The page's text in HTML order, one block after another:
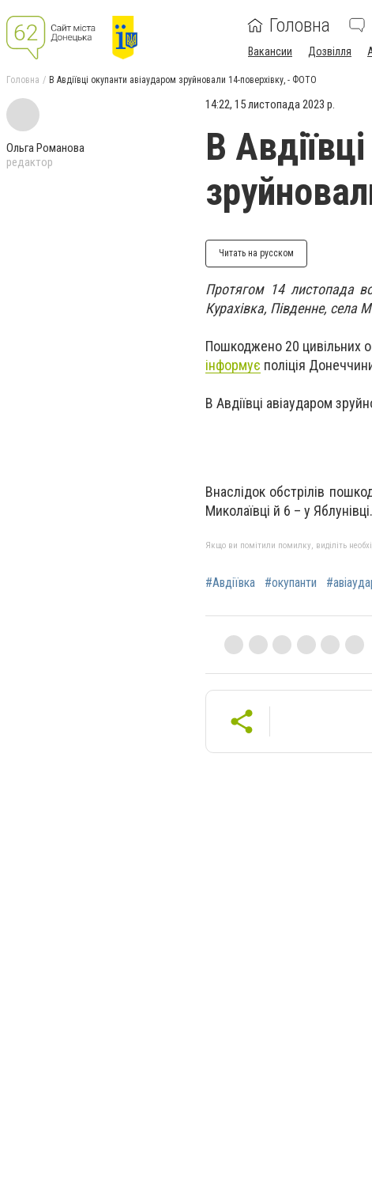
Головна
Вакансии Дозвілля
Головна В Авдіївці окупанти авіаударом зруйновали 14-поверхівку, - ФОТО
Ольга Романова
редактор
14:22, 15 листопада 2023 р.
В
Читать на русском
Протягом 14 листопада
Курахівка, Південне, села
Пошкоджено 20 цивільних
інформує поліція
В Авдіївці авіаударом
Внаслідок обстрілів
Миколаївці й 6 – у Яблунівці.
Якщо ви помітили помилку, виділіть
#Авдіївка #окупанти